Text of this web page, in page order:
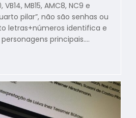
VB14, MB15, AMC8, NC9 e
pilar”, não são senhas ou
letras+números identifica e
principais.…